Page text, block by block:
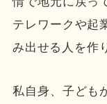
テレワークや起
み出せる人を作
私自身、子ども